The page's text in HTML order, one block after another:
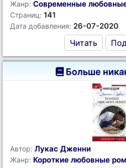
Жанр: Современные
Страниц: 141
Дата добавления: 26-07-2020
Читать
Больше
Автор: Лукас Дженни
Жанр: Короткие любовные